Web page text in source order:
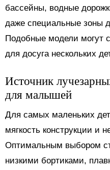
бассейны, водные
даже специальные зоны
Подобные модели могут
для досуга нескольких
Источник
для малышей
Для самых маленьких
мягкость конструкции и
Оптимальным выбором
низкими бортиками,